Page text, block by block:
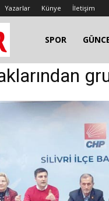
Yazarlar Künye İletişim
SPOR